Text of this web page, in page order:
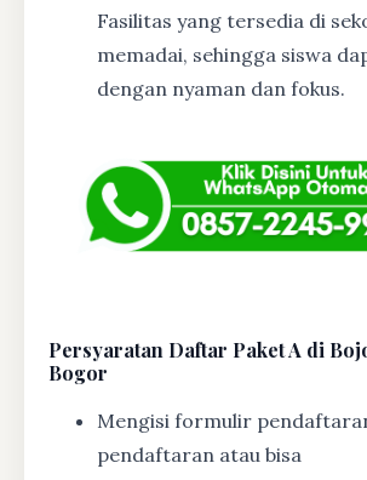
Fasilitas yang tersedia di
memadai, sehingga siswa
dengan nyaman dan fokus.
Persyaratan Daftar Paket A di
Bogor
Mengisi formulir
pendaftaran atau bisa